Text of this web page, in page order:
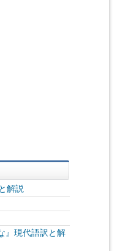
解説
』現代語訳と解